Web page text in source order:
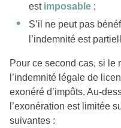
est imposable ;
S’il ne peut pas
l’indemnité est
Pour ce second cas, si le
l’indemnité légale de
exonéré d’impôts. Au-
l’exonération est limitée
suivantes :